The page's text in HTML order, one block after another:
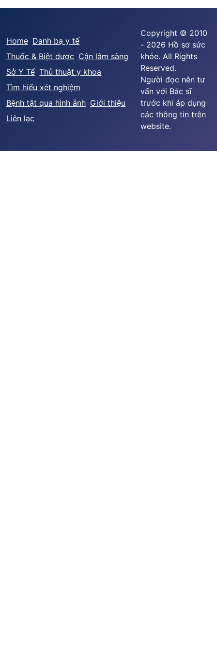
Home Danh bạ y tế
Thuốc & Biệt dược Cận lâm sàng
Sở Y Tế Thủ thuật y khoa
Tìm hiểu xét nghiệm
Bệnh tật qua hình ảnh Giới thiệu
Liên lạc
Copyright © 2010
- 2026 Hồ sơ sức
khỏe. All Rights
Reserved.
Người đọc nên tư
vấn với Bác sĩ
trước khi áp dụng
các thông tin trên
website.